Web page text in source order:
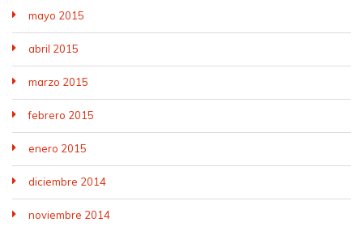
mayo 2015
abril 2015
marzo 2015
febrero 2015
enero 2015
diciembre 2014
noviembre 2014